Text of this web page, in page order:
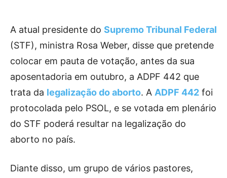
A atual presidente do Supremo Tribunal Federal
(STF), ministra Rosa Weber, disse que pretende
colocar em pauta de votação, antes da sua
aposentadoria em outubro, a ADPF 442 que
trata da legalização do aborto. A ADPF 442 foi
protocolada pelo PSOL, e se votada em plenário
do STF poderá resultar na legalização do
aborto no país.
Diante disso, um grupo de vários pastores,